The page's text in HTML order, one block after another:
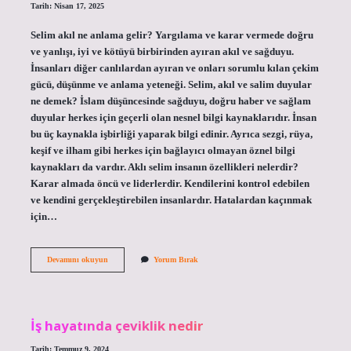
Tarih: Nisan 17, 2025
Selim akıl ne anlama gelir? Yargılama ve karar vermede doğru
ve yanlışı, iyi ve kötüyü birbirinden ayıran akıl ve sağduyu.
İnsanları diğer canlılardan ayıran ve onları sorumlu kılan çekim
gücü, düşünme ve anlama yeteneği. Selim, akıl ve salim duyular
ne demek? İslam düşüncesinde sağduyu, doğru haber ve sağlam
duyular herkes için geçerli olan nesnel bilgi kaynaklarıdır. İnsan
bu üç kaynakla işbirliği yaparak bilgi edinir. Ayrıca sezgi, rüya,
keşif ve ilham gibi herkes için bağlayıcı olmayan öznel bilgi
kaynakları da vardır. Aklı selim insanın özellikleri nelerdir?
Karar almada öncü ve liderlerdir. Kendilerini kontrol edebilen
ve kendini gerçekleştirebilen insanlardır. Hatalardan kaçınmak
için…
Devamını okuyunSelim
Akıl
Yorum Bırak
İş hayatında çeviklik nedir
Tarih: Temmuz 9, 2024